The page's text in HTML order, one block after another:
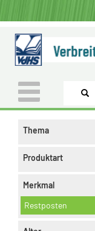
Thema
Produktart
Merkmal
Restposten